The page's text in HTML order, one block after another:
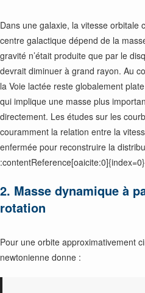
Dans une galaxie, la vitesse orbitale
centre galactique dépend de la
gravité n’était produite que par le
devrait diminuer à grand rayon. Au
la Voie lactée reste globalement
qui implique une masse plus
directement. Les études sur les
couramment la relation entre la
enfermée pour reconstruire la
:contentReference[oaicite:0]{index=0}
2. Masse dynamique à
rotation
Pour une orbite approximativement
newtonienne donne :